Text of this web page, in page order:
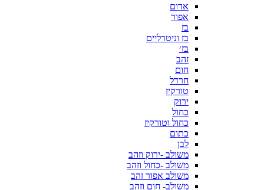
אדום
אפור
בז
בז וניטרליים
בז׳
זהב
חום
חרדל
טורקיז
ירוק
כחול
כחול וטורקיז
כתום
לבן
משולב -ירוק וזהב
משולב -כחול וזהב
משולב אפור זהב
משולב- חום וזהב